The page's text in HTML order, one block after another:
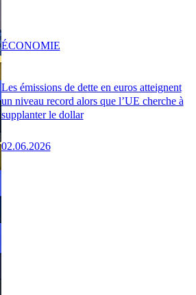
Les émissions de dette en euros atteignent
un niveau record alors que l’UE cherche à
supplanter le dollar
02.06.2026
ÉCONOMIE